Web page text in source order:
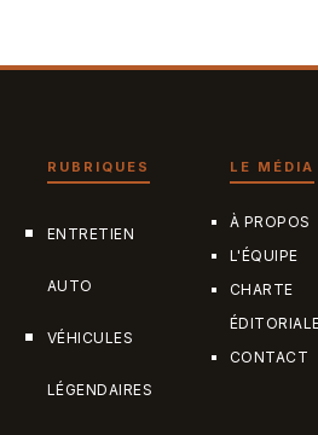
RUBRIQUES
ENTRETIEN
AUTO
VÉHICULES
LÉGENDAIRES
LE MÉDIA
À PROPOS
L'ÉQUIPE
CHARTE
CONTACT